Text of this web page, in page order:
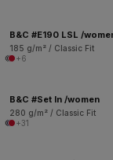
B&C #E190 LSL /
185 g/m² / Classic Fit
+6
B&C #Set In /women
280 g/m² / Classic Fit
+31